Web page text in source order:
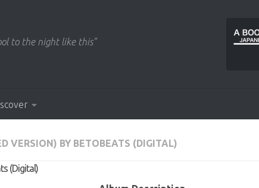
to the night like this"
VERSION) BY BETOBEATS (DIGITAL)
(Digital)